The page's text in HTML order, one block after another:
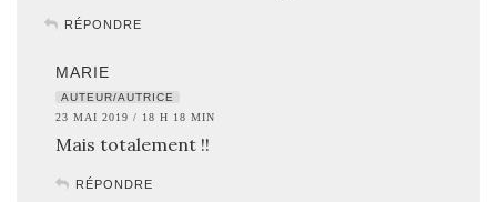
RÉPONDRE
MARIE
AUTEUR/AUTRICE
23 MAI 2019 / 18 H 18 MIN
Mais totalement !!
RÉPONDRE